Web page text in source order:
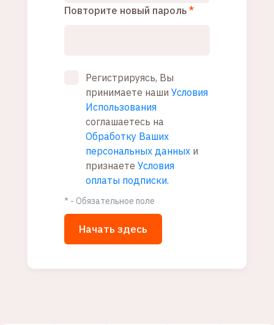
Повторите новый пароль
Регистрируясь, Вы
принимаете наши Условия
Использования
соглашаетесь на
Обработку Ваших
персональных данныхи
признаете Условия
оплаты подписки.
* - Обязательное поле